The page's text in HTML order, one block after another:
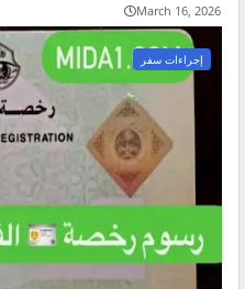
March 16, 2026
إجراءات سفر